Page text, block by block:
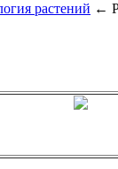
растений ←